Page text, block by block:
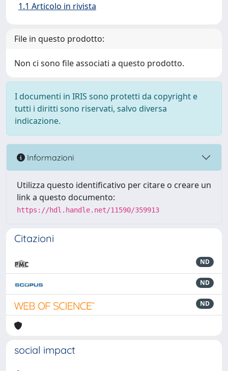
1.1 Articolo in rivista
File in questo prodotto:
Non ci sono file associati a questo prodotto.
I documenti in IRIS sono protetti da copyright e
tutti i diritti sono riservati, salvo diversa
indicazione.
Informazioni
Utilizza questo identificativo per citare o creare un
link a questo documento:
https://hdl.handle.net/11590/359913
Citazioni
ND
ND
ND
social impact